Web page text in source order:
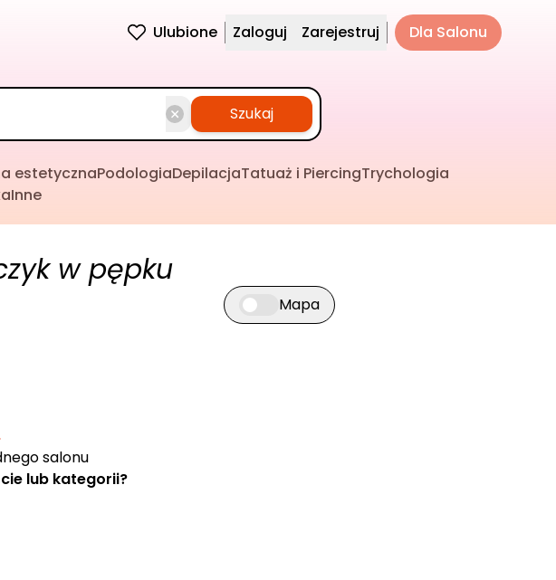
Ulubione Zaloguj Zarejestruj Dla Salonu
Szukaj
estetycznaPodologiaDepilacjaTatuaż i PiercingTrychologia
Inne
w pępku
Przełącz widok mapy
Mapa
salonu
lub kategorii?